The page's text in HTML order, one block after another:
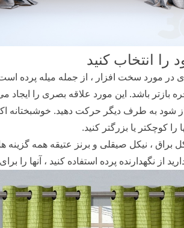
انتخاب کنید
در مورد سخت افزار ، از جمله میله پرده
کنید که 6 تا 12 اینچ از پنجره بازتر باشد. این مورد
شود به طرف دیگر حرکت دهید. خوشبختانه
را کوچکتر یا بزرگتر کنید.
، نیکل صیقلی و برنز عتیقه همه گزینه
نگهدارنده پرده استفاده کنید ، آنها را